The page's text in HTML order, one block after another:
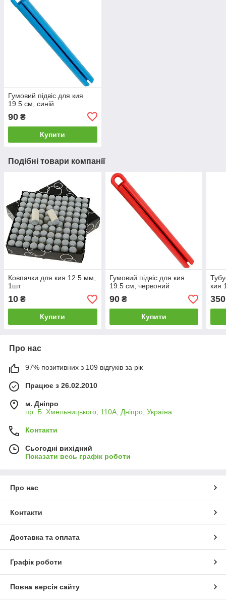
Гумовий підвіс для кия
19.5 см, синій
90 ₴
Купити
Подібні товари компанії
Ковпачки для кия 12.5 мм,
1шт
10 ₴
Купити
Гумовий підвіс для кия
19.5 см, червоний
90₴
Купити
кия
350
Про нас
97% позитивних з 109 відгуків за рік
Працює з 26.02.2010
м. Дніпро
пр. Б. Хмельницького, 110А, Дніпро, Україна
Контакти
Сьогодні вихідний
Показати весь графік роботи
Про нас
Контакти
Доставка та оплата
Графік роботи
Повна версія сайту